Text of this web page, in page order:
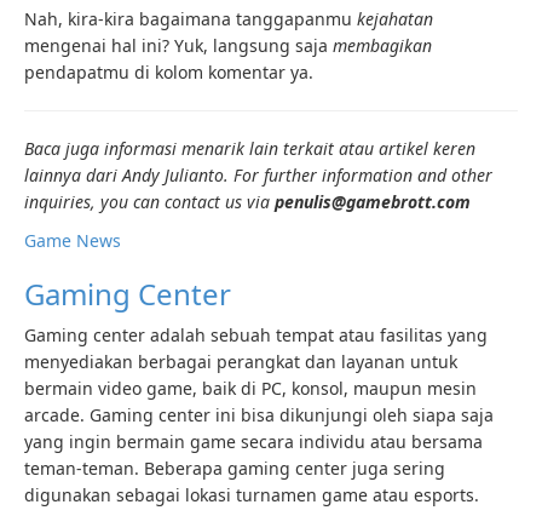
Nah, kira-kira bagaimana tanggapanmu kejahatan
mengenai hal ini? Yuk, langsung saja membagikan
pendapatmu di kolom komentar ya.
Baca juga informasi menarik lain terkait atau artikel keren
lainnya dari Andy Julianto. For further information and other
inquiries, you can contact us via penulis@gamebrott.com
Game News
Gaming Center
Gaming center adalah sebuah tempat atau fasilitas yang
menyediakan berbagai perangkat dan layanan untuk
bermain video game, baik di PC, konsol, maupun mesin
arcade. Gaming center ini bisa dikunjungi oleh siapa saja
yang ingin bermain game secara individu atau bersama
teman-teman. Beberapa gaming center juga sering
digunakan sebagai lokasi turnamen game atau esports.